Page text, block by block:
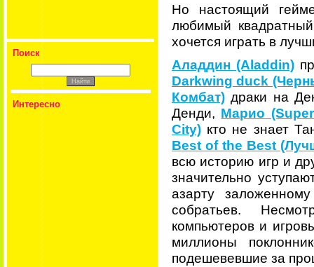
Поиск
Интересно
Но настоящий
любимый
хочется играть в
Аладдин (Aladdin)
Darkwing duck
Комбат) драки на
Денди, Марио
City) кто не знает
Best of the Best
всю историю игр и
значительно
азарту
собратьев.
компьютеров и
миллионы
подешевевшие за